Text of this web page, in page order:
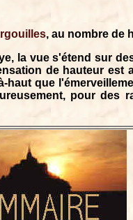
, au nombre de
la vue s'étend sur
de hauteur est
haut que
pour des